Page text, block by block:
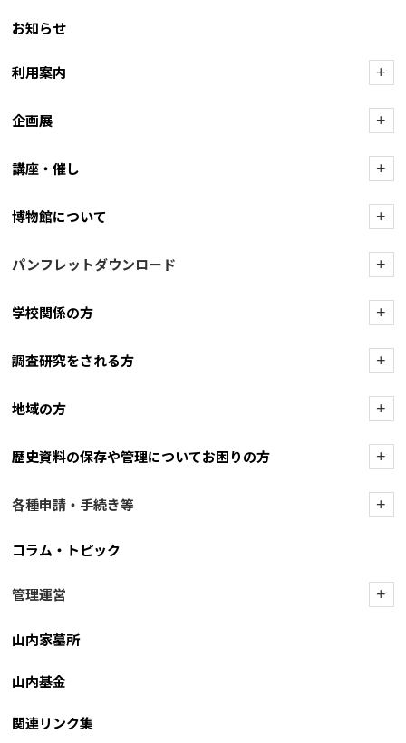
お知らせ
利用案内 +
企画展 +
講座・催し +
博物館について +
パンフレットダウンロード +
学校関係の方 +
調査研究をされる方 +
地域の方 +
歴史資料の保存や管理についてお困りの方 +
各種申請・手続き等 +
コラム・トピック
管理運営 +
山内家墓所
山内基金
関連リンク集